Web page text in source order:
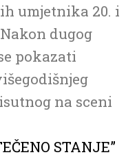
umjetnika 20. i
dugog
pokazati
na sceni
STANJE”